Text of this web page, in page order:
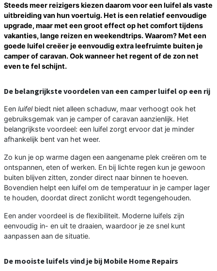
Steeds meer reizigers kiezen daarom voor een luifel als vaste
uitbreiding van hun voertuig. Het is een relatief eenvoudige
upgrade, maar met een groot effect op het comfort tijdens
vakanties, lange reizen en weekendtrips. Waarom? Met een
goede luifel creëer je eenvoudig extra leefruimte buiten je
camper of caravan. Ook wanneer het regent of de zon net
even te fel schijnt.
De belangrijkste voordelen van een camper luifel op een rij
Een luifelbiedt niet alleen schaduw, maar verhoogt ook het
gebruiksgemak van je camper of caravan aanzienlijk. Het
belangrijkste voordeel: een luifel zorgt ervoor dat je minder
afhankelijk bent van het weer.
Zo kun je op warme dagen een aangename plek creëren om te
ontspannen, eten of werken. En bij lichte regen kun je gewoon
buiten blijven zitten, zonder direct naar binnen te hoeven.
Bovendien helpt een luifel om de temperatuur in je camper lager
te houden, doordat direct zonlicht wordt tegengehouden.
Een ander voordeel is de flexibiliteit. Moderne luifels zijn
eenvoudig in- en uit te draaien, waardoor je ze snel kunt
aanpassen aan de situatie.
De mooiste luifels vind je bij Mobile Home Repairs